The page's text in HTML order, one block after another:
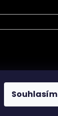
Souhlasím